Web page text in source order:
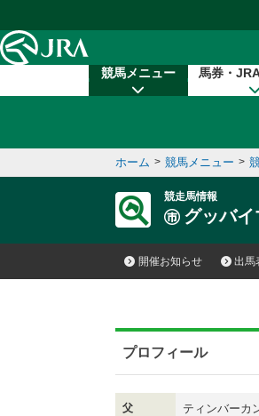
競馬メニュー 馬券・
ホーム > 競馬メニュー >
競走馬情報
グッバ
開催お知らせ 出馬
プロフィール
父 ティンバーカ